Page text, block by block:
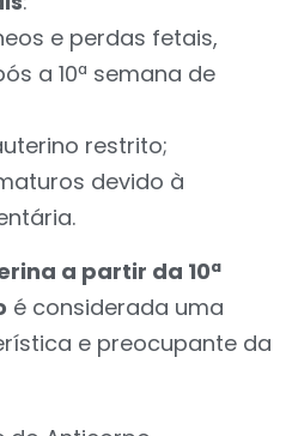
e perdas fetais,
a 10ª semana de
restrito;
devido à
a partir da 10ª
é considerada uma
e preocupante da